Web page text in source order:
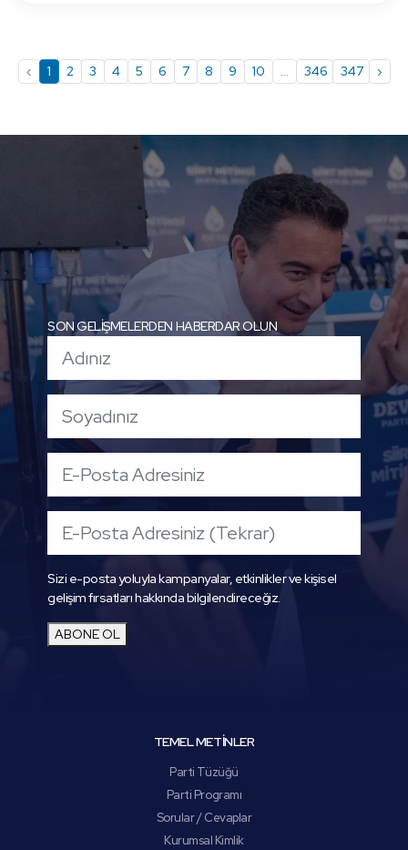
‹ 1 2 3 4 5 6 7 8 9 10 ... 346 347 ›
SON GELİŞMELERDEN HABERDAR OLUN
Sizi e-posta yoluyla kampanyalar, etkinlikler ve kişisel
gelişim fırsatları hakkında bilgilendireceğiz.
ABONE OL
TEMEL METİNLER
Parti Tüzüğü
Parti Programı
Sorular / Cevaplar
Kurumsal Kimlik